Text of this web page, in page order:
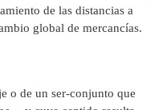
de las distancias a
global de mercancías.
o de un ser-conjunto que